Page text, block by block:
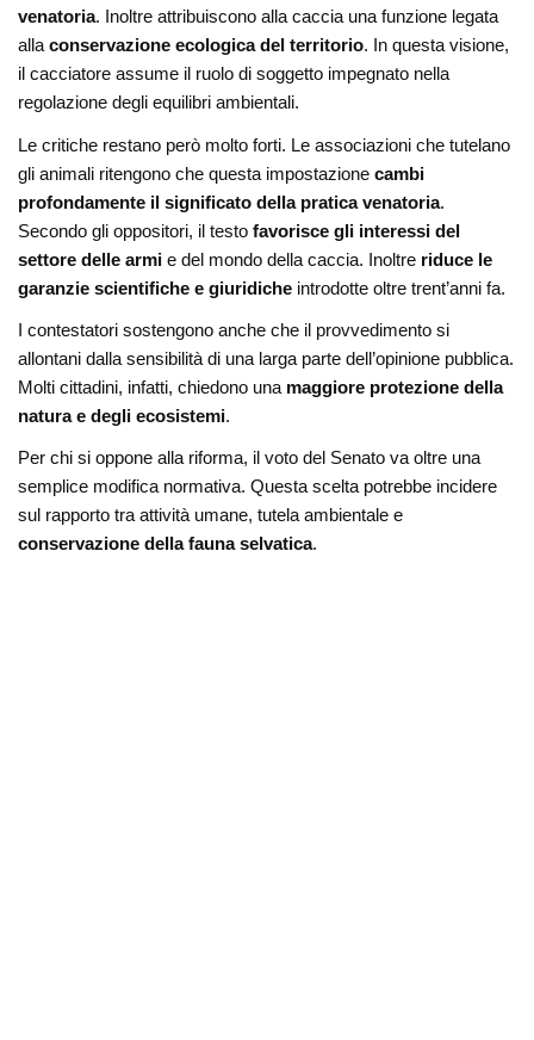
venatoria. Inoltre attribuiscono alla caccia una funzione legata
allaconservazione ecologica del territorio. In questa visione,
il cacciatore assume il ruolo di soggetto impegnato nella
regolazione degli equilibri ambientali.
Le critiche restano però molto forti. Le associazioni che tutelano
gli animali ritengono che questa impostazionecambi
profondamente il significato della pratica venatoria.
Secondo gli oppositori, il testofavorisce gli interessi del
settore delle armi e del mondo della caccia. Inoltre riduce le
garanzie scientifiche e giuridiche introdotte oltre trent’anni fa.
I contestatori sostengono anche che il provvedimento si
allontani dalla sensibilità di una larga parte dell’opinione pubblica.
Molti cittadini, infatti, chiedono una maggiore protezione della
natura e degli ecosistemi.
Per chi si oppone alla riforma, il voto del Senato va oltre una
semplice modifica normativa. Questa scelta potrebbe incidere
sul rapporto tra attività umane, tutela ambientale e
conservazione della fauna selvatica.